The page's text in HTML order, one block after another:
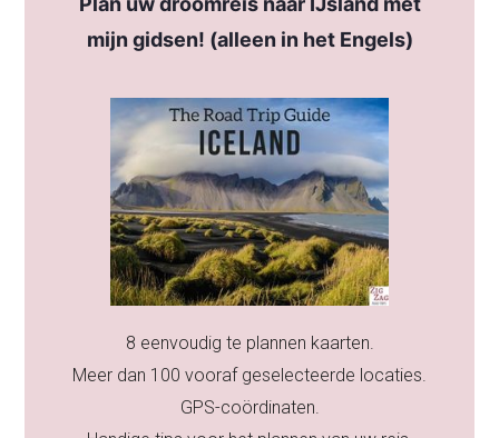
mijn gidsen! (alleen in het Engels)
8 eenvoudig te plannen kaarten.
Meer dan 100 vooraf geselecteerde locaties.
GPS-coördinaten.